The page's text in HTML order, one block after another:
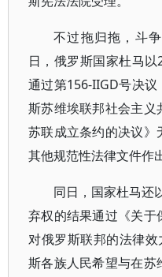
不过拖归拖，斗
日，俄罗斯国家杜马
通过第156-IIGD号决议
斯苏维埃联邦社会主义
苏联成立条约的决议》
其他规范性法律文件作
同日，国家杜马还
弃权的结果通过《关
对俄罗斯联邦的法律
斯各族人民希望与在